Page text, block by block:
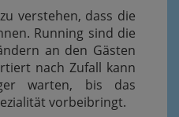
verstehen, dass die
Running sind die
an den Gästen
nach Zufall kann
warten, bis das
vorbeibringt.